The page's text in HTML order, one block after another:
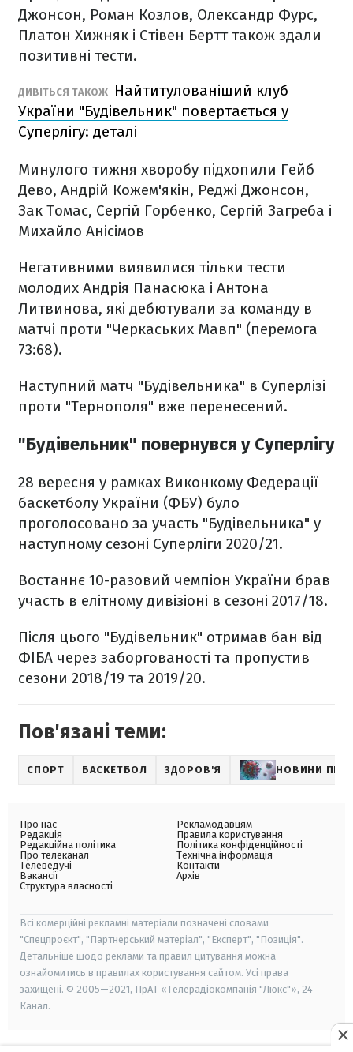
Джонсон, Роман Козлов, Олександр Фурс,
Платон Хижняк і Стівен Бертт також здали
позитивні тести.
ДИВІТЬСЯ ТАКОЖ
Найтитулованіший клуб
України "Будівельник" повертається у
Суперлігу: деталі
Минулого тижня хворобу підхопили Гейб
Дево, Андрій Кожем'якін, Реджі Джонсон,
Зак Томас, Сергій Горбенко, Сергій Загреба і
Михайло Анісімов
Негативними виявилися тільки тести
молодих Андрія Панасюка і Антона
Литвинова, які дебютували за команду в
матчі проти "Черкаських Мавп" (перемога
73:68).
Наступний матч "Будівельника" в Суперлізі
проти "Тернополя" вже перенесений.
"Будівельник" повернувся у Суперлігу
28 вересня у рамках Виконкому Федерації
баскетболу України (ФБУ) було
проголосовано за участь "Будівельника" у
наступному сезоні Суперліги 2020/21.
Востаннє 10-разовий чемпіон України брав
участь в елітному дивізіоні в сезоні 2017/18.
Після цього "Будівельник" отримав бан від
ФІБА через заборгованості та пропустив
сезони 2018/19 та 2019/20.
Пов'язані теми:
СПОРТ БАСКЕТБОЛ ЗДОРОВ'Я НОВИНИ ПРО
Про нас
Редакція
Редакційна політика
Про телеканал
Телеведучі
Вакансії
Структура власності
Рекламодавцям
Правила користування
Політика конфіденційності
Технічна інформація
Контакти
Архів
Всі комерційні рекламні матеріали позначені словами
"Спецпроєкт", "Партнерський матеріал", "Експерт", "Позиція".
Детальніше щодо реклами та правил цитування можна
ознайомитись в правилах користування сайтом. Усі права
захищені. © 2005—2021, ПрАТ «Телерадіокомпанія "Люкс"», 24
Канал.